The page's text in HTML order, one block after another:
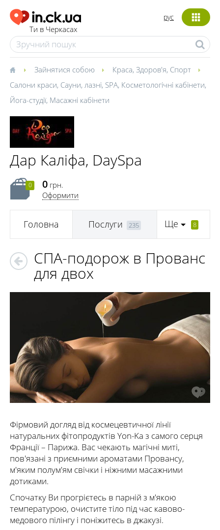
Ти в Черкасах
рус
Зайнятися собою Краса, Здоров'я, Спорт
Салони краси, Сауни, лазні, SPA, Косметологічні кабінети,
Йога-студії, Масажні кабінети
Дар Каліфа, DaySpa
0 0 грн.
Оформити
Головна Послуги 235 Ще 8
СПА-подорож в Прованс
для двох
Фірмовий догляд від космецевтичної лінії
натуральних фітопродуктів Yon-Ka з самого серця
Франції – Парижа. Вас чекають магічні миті,
пов'язані з приємними ароматами Провансу,
м'яким полум'ям свічки і ніжними масажними
дотиками.
Спочатку Ви прогрієтесь в парній з м'якою
температурою, очистите тіло під час кавово-
медового пілінгу і поніжитесь в джакузі.